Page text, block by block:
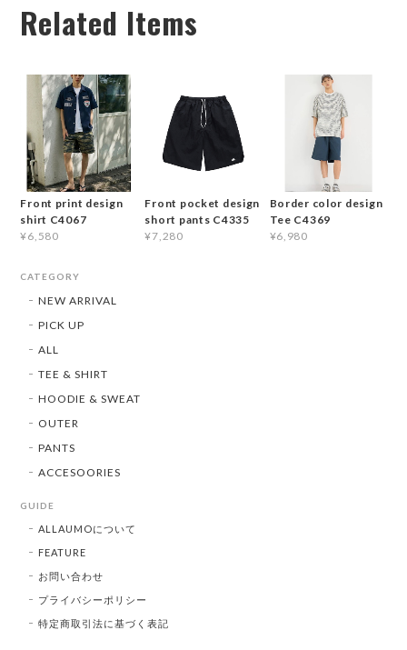
Related Items
Front print design
shirt C4067
¥6,580
Front pocket design
short pants C4335
¥7,280
Border color design
Tee C4369
¥6,980
CATEGORY
NEW ARRIVAL
PICK UP
ALL
TEE & SHIRT
HOODIE & SWEAT
OUTER
PANTS
ACCESOORIES
GUIDE
ALLAUMOについて
FEATURE
お問い合わせ
プライバシーポリシー
特定商取引法に基づく表記